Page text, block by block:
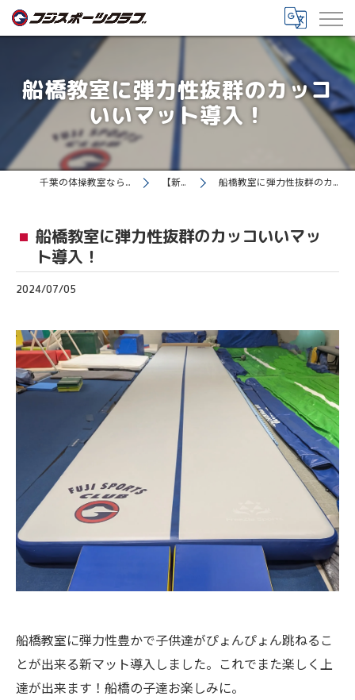
船橋教室に弾力性抜群のカッコ
いいマット導入！
千葉の体操教室ならフジスポーツクラブ 【新着情報】 船橋教室に弾力性抜群のカッコいいマット導入！
船橋教室に弾力性抜群のカッコいいマッ
ト導入！
2024/07/05
船橋教室に弾力性豊かで子供達がぴょんぴょん跳ねるこ
とが出来る新マット導入しました。これでまた楽しく上
達が出来ます！船橋の子達お楽しみに。